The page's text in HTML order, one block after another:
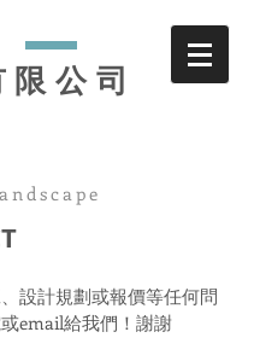
公司
設計規劃或報價等任何問
email給我們！謝謝